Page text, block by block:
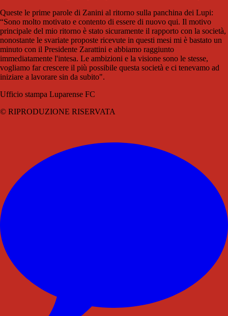
Queste le prime parole di Zanini al ritorno sulla panchina dei Lupi:
“Sono molto motivato e contento di essere di nuovo qui. Il motivo
principale del mio ritorno è stato sicuramente il rapporto con la società,
nonostante le svariate proposte ricevute in questi mesi mi è bastato un
minuto con il Presidente Zarattini e abbiamo raggiunto
immediatamente l'intesa. Le ambizioni e la visione sono le stesse,
vogliamo far crescere il più possibile questa società e ci tenevamo ad
iniziare a lavorare sin da subito".
Ufficio stampa Luparense FC
© RIPRODUZIONE RISERVATA